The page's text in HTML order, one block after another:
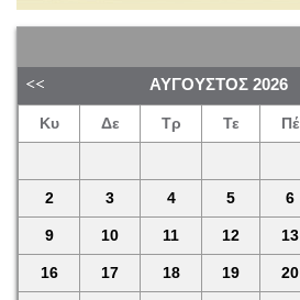
ΑΎΓΟΥΣΤΟΣ 2026
Κυ Δε Τρ Τε Πέ
2 3 4 5 6
9 10 11 12 13
16 17 18 19 20